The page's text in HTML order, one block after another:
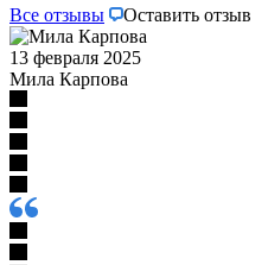
Все отзывы Оставить отзыв
13 февраля 2025
Мила Карпова